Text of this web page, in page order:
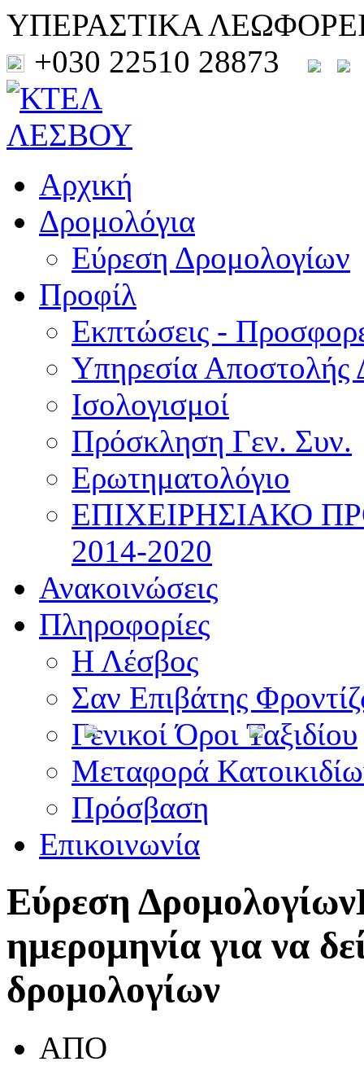
ΥΠΕΡΑΣΤΙΚΑ
+030 22510 28873
Αρχική
Δρομολόγια
Εύρεση Δρομολογίων
Προφίλ
Εκπτώσεις -
Υπηρεσία Αποστολής
Ισολογισμοί
Πρόσκληση Γεν. Συν.
Ερωτηματολόγιο
ΕΠΙΧΕΙΡΗΣΙΑΚΟ
2014-2020
Ανακοινώσεις
Πληροφορίες
Η Λέσβος
Σαν Επιβάτης
Γενικοί Όροι Ταξιδίου
Μεταφορά
Πρόσβαση
Επικοινωνία
Εύρεση Δρομολογίων
ημερομηνία για να
δρομολογίων
ΑΠΟ